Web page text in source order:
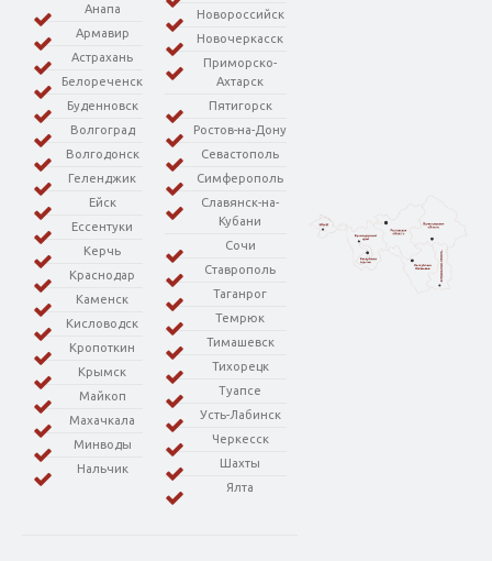
Анапа
Армавир
Астрахань
Белореченск
Буденновск
Волгоград
Волгодонск
Геленджик
Ейск
Ессентуки
Керчь
Краснодар
Каменск
Кисловодск
Кропоткин
Крымск
Майкоп
Махачкала
Минводы
Нальчик
Новороссийск
Новочеркасск
Приморско-
Ахтарск
Пятигорск
Ростов-на-Дону
Севастополь
Симферополь
Славянск-на-
Кубани
Сочи
Ставрополь
Таганрог
Темрюк
Тимашевск
Тихорецк
Туапсе
Усть-Лабинск
Черкесск
Шахты
Ялта